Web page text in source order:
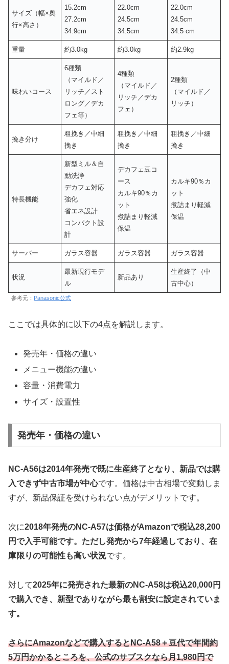
サイズ（幅×奥
行×高さ）
15.2cm
27.2cm
34.9cm
22.0cm
24.5cm
34.5cm
22.0cm
24.5cm
34.5 cm
重量 約3.0kg 約3.0kg 約2.9kg
味わいコース
6種類
（マイルド／
リッチ／スト
ロング／デカ
フェ等）
4種類
（マイルド／
リッチ／デカ
フェ）
2種類
（マイルド／
リッチ）
挽き分け
粗挽き／中細
挽き
粗挽き／中細
挽き
粗挽き／中細
挽き
特長機能
新型ミル＆自
動洗浄
デカフェ対応
強化
省エネ設計
コンパクト設
計
デカフェ豆コ
ース
カルキ90％カ
ット
煮詰まり軽減
保温
カルキ90％カ
ット
煮詰まり軽減
保温
サーバー ガラス容器 ガラス容器 ガラス容器
状況
最新現行モデ
ル
新品あり
生産終了（中
古中心）
参考元： Panasonic公式
ここでは具体的に以下の4点を解説します。
発売年・価格の違い
メニュー機能の違い
容量・消費電力
サイズ・設置性
発売年・価格の違い
NC-A56は2014年発売で既に生産終了となり、新品では購
入できず中古市場が中心です。価格は中古相場で変動しま
すが、新品保証を受けられない点がデメリットです。
次に2018年発売のNC-A57は価格がAmazonで税込28,200
円で入手可能です。ただし発売から7年経過しており、在
庫限りの可能性も高い状況です。
対して2025年に発売された最新のNC-A58は税込20,000円
で購入でき、新型でありながら最も割安に設定されていま
す。
さらにAmazonなどで購入するとNC-A58＋豆代で年間約
5万円かかるところを、公式のサブスクなら月1,980円で